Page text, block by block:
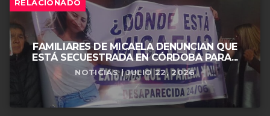
RELACIONADO
FAMILIARES DE MICAELA DENUNCIAN QUE
ESTÁ SECUESTRADA EN CÓRDOBA PARA...
NOTICIAS | JULIO 22, 2026